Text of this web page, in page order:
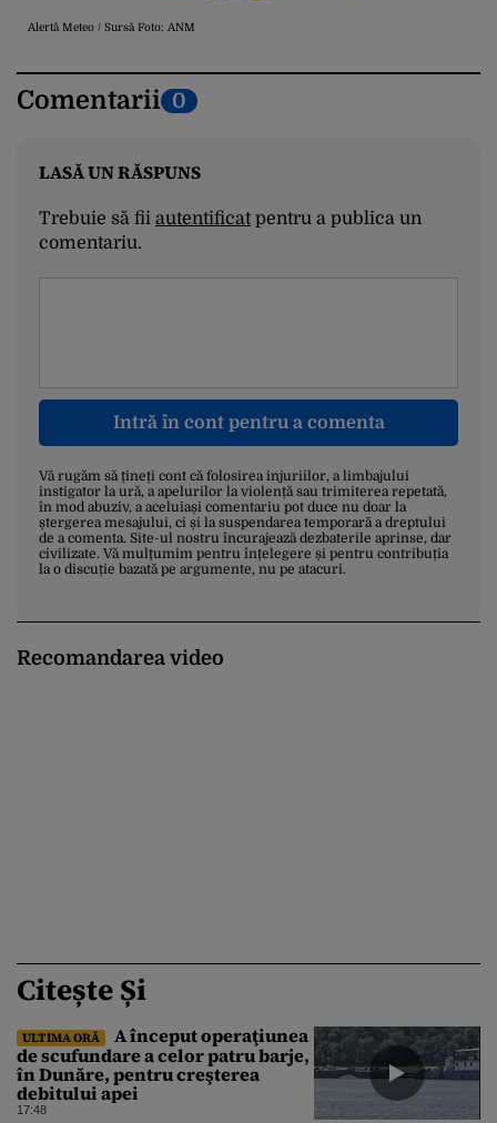
Alertă Meteo / Sursă Foto: ANM
Comentarii 0
LASĂ UN RĂSPUNS
Trebuie să fii autentificatpentru a publica un
comentariu.
Intră în cont pentru a comenta
Vă rugăm să țineți cont că folosirea injuriilor, a limbajului
instigator la ură, a apelurilor la violență sau trimiterea repetată,
în mod abuziv, a aceluiași comentariu pot duce nu doar la
ștergerea mesajului, ci și la suspendarea temporară a dreptului
de a comenta. Site-ul nostru încurajează dezbaterile aprinse, dar
civilizate. Vă mulțumim pentru înțelegere și pentru contribuția
la o discuție bazată pe argumente, nu pe atacuri.
Recomandarea video
Citește Și
ULTIMA ORĂ
A început operaţiunea
de scufundare a celor patru barje,
în Dunăre, pentru creşterea
debitului apei
17:48